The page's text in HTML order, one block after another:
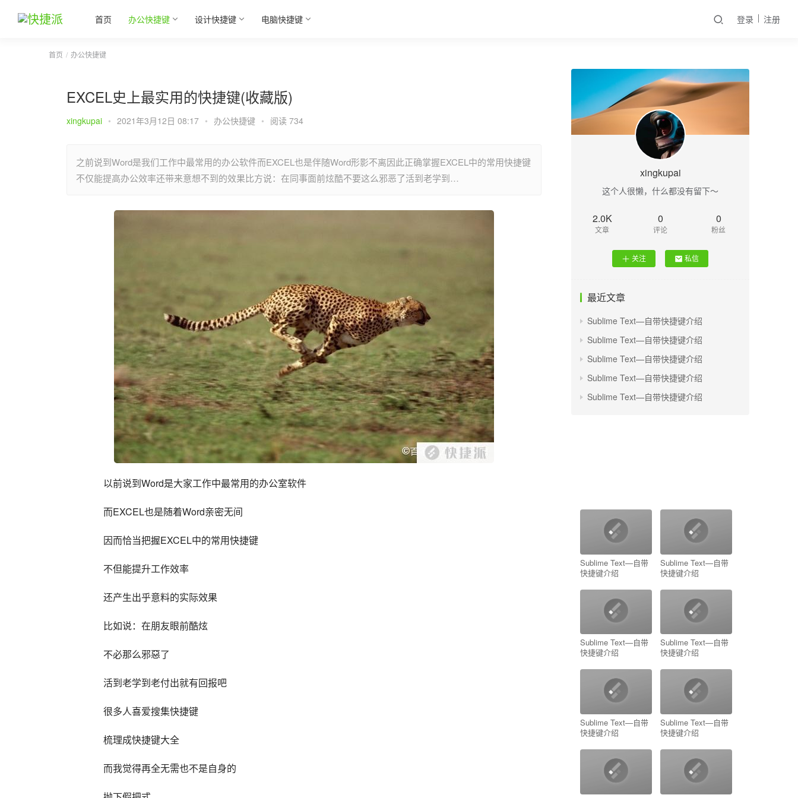
首页 办公快捷键 设计快捷键 电脑快捷键 登录 注册
首页 办公快捷键
EXCEL史上最实用的快捷键(收藏版)
xingkupai • 2021年3月12日 08:17 • 办公快捷键 • 阅读 734
之前说到Word是我们工作中最常用的办公软件而EXCEL也是伴随Word形影不离因此正确掌握EXCEL中的常用快捷键
不仅能提高办公效率还带来意想不到的效果比方说：在同事面前炫酷不要这么邪恶了活到老学到…
以前说到Word是大家工作中最常用的办公室软件
而EXCEL也是随着Word亲密无间
因而恰当把握EXCEL中的常用快捷键
不但能提升工作效率
还产生出乎意料的实际效果
比如说：在朋友眼前酷炫
不必那么邪惡了
活到老学到老付出就有回报吧
很多人喜爱搜集快捷键
梳理成快捷键大全
而我觉得再全无需也不是自身的
xingkupai
这个人很懒，什么都没有留下～
2.0K
文章
0
评论
0
粉丝
关注 私信
最近文章
Sublime Text—自带快捷键介绍
Sublime Text—自带快捷键介绍
Sublime Text—自带快捷键介绍
Sublime Text—自带快捷键介绍
Sublime Text—自带快捷键介绍
Sublime Text—自带
快捷键介绍
Sublime Text—自带
快捷键介绍
Sublime Text—自带
快捷键介绍
Sublime Text—自带
快捷键介绍
Sublime Text—自带
快捷键介绍
Sublime Text—自带
快捷键介绍